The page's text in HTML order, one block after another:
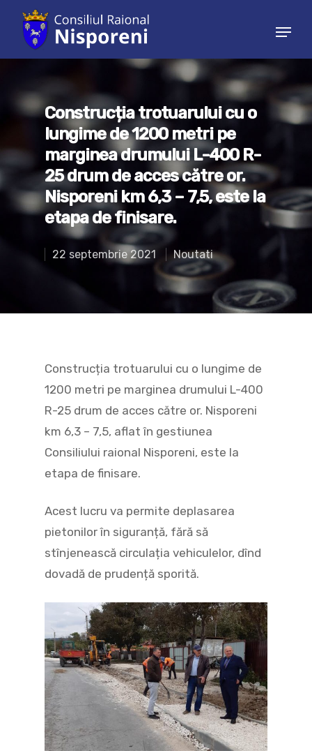
Hit enter to search or ESC to close
Construcția trotuarului cu o
lungime de 1200 metri pe
marginea drumului L-400 R-
25 drum de acces către or.
Nisporeni km 6,3 – 7,5, este la
etapa de finisare.
22 septembrie 2021 Noutati
Construcția trotuarului cu o lungime de
1200 metri pe marginea drumului L-400
R-25 drum de acces către or. Nisporeni
km 6,3 – 7,5, aflat în gestiunea
Consiliului raional Nisporeni, este la
etapa de finisare.
Acest lucru va permite deplasarea
pietonilor în siguranță, fără să
stînjenească circulația vehiculelor, dînd
dovadă de prudență sporită.